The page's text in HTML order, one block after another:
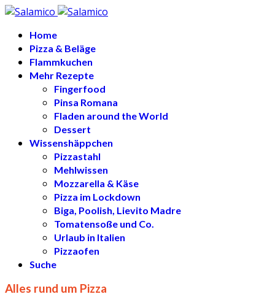
Home
Pizza & Beläge
Flammkuchen
Mehr Rezepte
Fingerfood
Pinsa Romana
Fladen around the World
Dessert
Wissenshäppchen
Pizzastahl
Mehlwissen
Mozzarella & Käse
Pizza im Lockdown
Biga, Poolish, Lievito Madre
Tomatensoße und Co.
Urlaub in Italien
Pizzaofen
Suche
Alles rund um Pizza